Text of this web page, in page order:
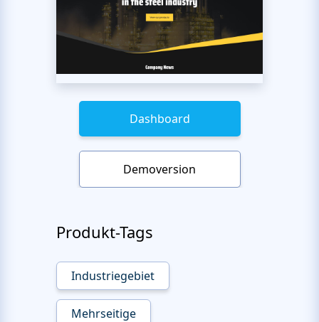
Dashboard
Demoversion
Produkt-Tags
Industriegebiet
Mehrseitige